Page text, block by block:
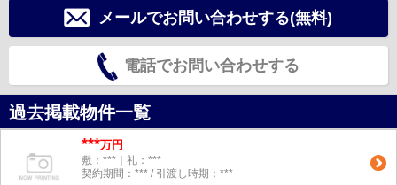
メールでお問い合わせする(無料)
電話でお問い合わせする
過去掲載物件一覧
***万円
敷：***｜礼：***
契約期間：*** / 引渡し時期：***